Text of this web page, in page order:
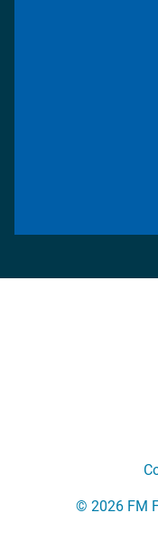
© 2026 FM